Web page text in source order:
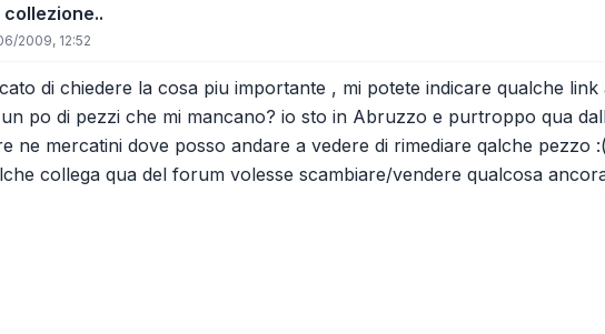
collezione..
2009, 12:52
di chiedere la cosa piu importante , mi potete indicare qualche
po di pezzi che mi mancano? io sto in Abruzzo e purtroppo qua
ne mercatini dove posso andare a vedere di rimediare qalche pezzo
collega qua del forum volesse scambiare/vendere qualcosa